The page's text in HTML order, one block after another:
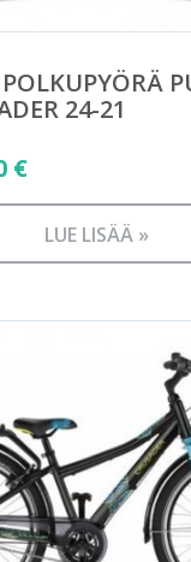
24-21
€
LUE LISÄÄ »